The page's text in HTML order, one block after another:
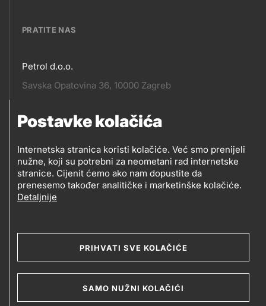
Postavke kolačića
Internetska stranica koristi kolačiće. Već smo prenijeli
nužne, koji su potrebni za neometani rad internetske
stranice. Cijenit ćemo ako nam dopustite da
prenesemo također analitičke i marketinške kolačiće.
Detaljnije
PRIHVATI SVE KOLAČIĆE
SAMO NUŽNI KOLAČIĆI
PRATITE NAS
Pratite
Petrol d.o.o.
Savska Opatovina 36, 10000 Zagreb
Pratite
nas
Social
media
PRATITE PETROL NA
2019-2026 Petrol d.o.o. i Petrol d.d., Ljubljana
Kolačići
Opći uvjeti poslovanja